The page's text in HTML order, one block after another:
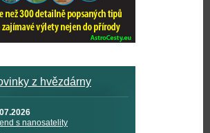
z hvězdárny
s nanosatelity